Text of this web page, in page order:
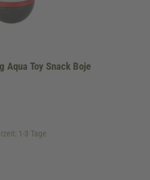
Aqua Toy Snack Boje
1-3 Tage